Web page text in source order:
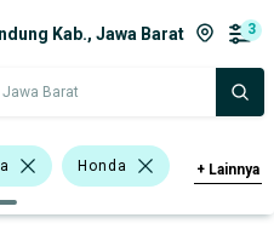
Kab., Jawa Barat 3
Jawa Barat
Honda
Tahun
+ Lainnya